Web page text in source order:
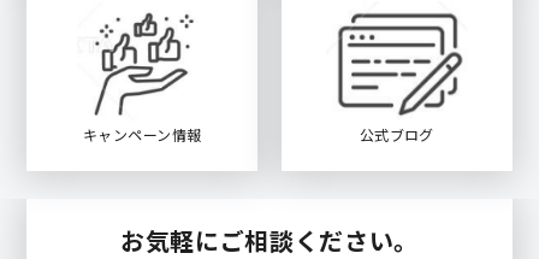
キャンペーン情報 公式ブログ
お気軽にご相談ください。